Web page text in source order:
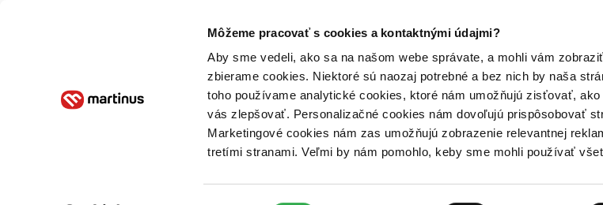
Môžeme pracovať s cookies a kontaktnými údajmi?
Aby sme vedeli, ako sa na našom webe správate, a mohli vám
zbierame cookies. Niektoré sú naozaj potrebné a bez nich by naša
toho používame analytické cookies, ktoré nám umožňujú zisťovať,
vás zlepšovať. Personalizačné cookies nám dovoľujú prispôsobovať
Marketingové cookies nám zas umožňujú zobrazenie relevantnej
tretími stranami. Veľmi by nám pomohlo, keby sme mohli používať
Poukážky Kontakt